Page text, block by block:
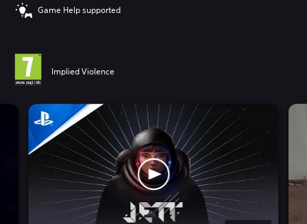
Game Help supported
Implied Violence